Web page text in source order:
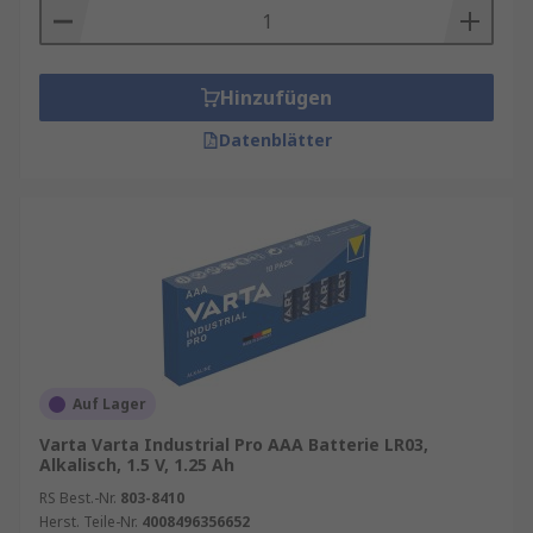
Hinzufügen
Datenblätter
Auf Lager
Varta Varta Industrial Pro AAA Batterie LR03,
Alkalisch, 1.5 V, 1.25 Ah
RS Best.-Nr. 803-8410
Herst. Teile-Nr. 4008496356652